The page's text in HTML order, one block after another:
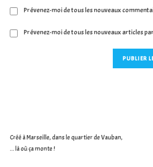
comment
votre
site
Prévenez-moi de tous les nouveaux
Prévenez-moi de tous les nouveaux articles
Créé à Marseille, dans le quartier de Vauban,
... là où ça monte !